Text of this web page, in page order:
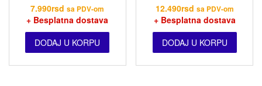
7.990rsd sa PDV-om
+ Besplatna dostava
DODAJ U KORPU
12.490rsd sa PDV-om
+ Besplatna dostava
DODAJ U KORPU